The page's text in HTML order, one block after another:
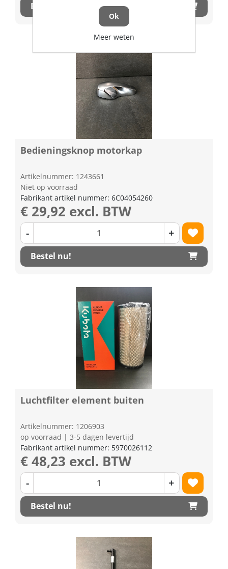
Bestel nu!
Bedieningsknop motorkap
Artikelnummer: 1243661
Niet op voorraad
Fabrikant artikel nummer: 6C04054260
€ 29,92 excl. BTW
- +
Bestel nu!
Luchtfilter element buiten
Artikelnummer: 1206903
op voorraad | 3-5 dagen levertijd
Fabrikant artikel nummer: 5970026112
€ 48,23 excl. BTW
- +
Bestel nu!
Ok
Meer weten